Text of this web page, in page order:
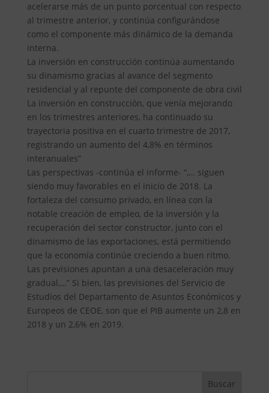
acelerarse más de un punto porcentual con respecto
al trimestre anterior, y continúa configurándose
como el componente más dinámico de la demanda
interna.
La inversión en construcción continúa aumentando
su dinamismo gracias al avance del segmento
residencial y al repunte del componente de obra civil
La inversión en construcción, que venía mejorando
en los trimestres anteriores, ha continuado su
trayectoria positiva en el cuarto trimestre de 2017,
registrando un aumento del 4,8% en términos
interanuales”
Las perspectivas -continúa el informe- “,… siguen
siendo muy favorables en el inicio de 2018. La
fortaleza del consumo privado, en línea con la
notable creación de empleo, de la inversión y la
recuperación del sector constructor, junto con el
dinamismo de las exportaciones, está permitiendo
que la economía continúe creciendo a buen ritmo.
Las previsiones apuntan a una desaceleración muy
gradual,…” Si bien, las previsiones del Servicio de
Estudios del Departamento de Asuntos Económicos y
Europeos de CEOE, son que el PIB aumente un 2,8 en
2018 y un 2,6% en 2019.